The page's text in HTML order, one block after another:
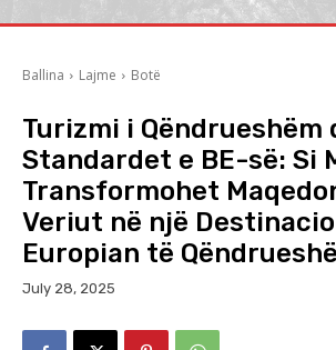
Ballina Lajme Botë
Turizmi i Qëndrueshëm
Standardet e BE-së: Si
Transformohet
Veriut në një
Europian të
July 28, 2025